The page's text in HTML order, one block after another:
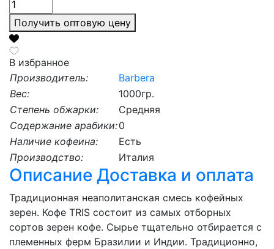
Получить оптовую цену
В избранное
Производитель:
Barbera
Вес:
1000гр.
Степень обжарки:
Средняя
Содержание арабики:0
Наличие кофеина:
Есть
Производство:
Италия
Описание Доставка и оплата
Традиционная неаполитанская смесь кофейных
зерен. Кофе TRIS состоит из самых отборных
сортов зерен кофе. Сырье тщательно отбирается с
племенных ферм Бразилии и Индии. Традиционно,